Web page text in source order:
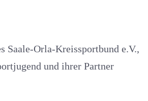
Saale-Orla-Kreissportbund e.V.,
und ihrer Partner